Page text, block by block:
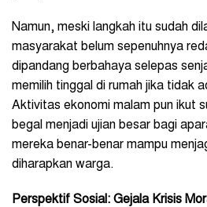
Namun, meski langkah itu sudah
masyarakat belum sepenuhnya
dipandang berbahaya selepas
memilih tinggal di rumah jika tidak
Aktivitas ekonomi malam pun ikut
begal menjadi ujian besar bagi
mereka benar-benar mampu
diharapkan warga.
Perspektif Sosial: Gejala Krisis